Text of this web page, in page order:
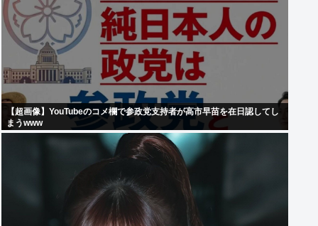
【超画像】YouTubeのコメ欄で参政党支持者が高市早苗を在日認してし
まうwww